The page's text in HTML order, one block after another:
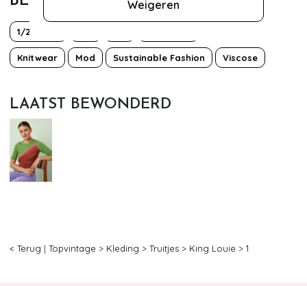
Weigeren
1/2 mouw
Knitwear Mod Sustainable Fashion Viscose
LAATST BEWONDERD
< Terug | Topvintage > Kleding > Truitjes > King Louie > 1